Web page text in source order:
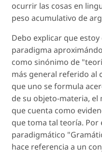
ocurrir las cosas en
peso acumulativo de
Debo explicar que
paradigma
como sinónimo de
más general referido al
que uno se formula
de su objeto-materia,
que cuenta como
que toma tal teoría.
paradigmático
hace referencia a un